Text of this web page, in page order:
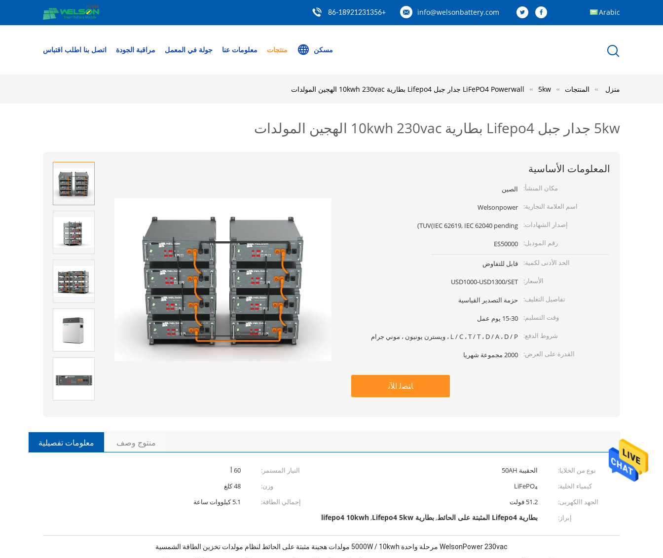
info@welsonbattery.com
+86-18921231356 Arabic
مسكن منتجات معلومات عنا جولة في المعمل مراقبة الجودة اتصل بنا اطلب اقتباس
منزل المنتجات LiFePO4 Powerwall 5kw جدار جبل Lifepo4 بطارية 10kwh 230vac الهجين المولدات
5kw جدار جبل Lifepo4 بطارية 10kwh 230vac الهجين المولدات
المعلومات الأساسية
مكان المنشأ:
الصين
اسم العلامة التجارية:
Welsonpower
إصدار الشهادات:
TUV(IEC 62619, IEC 62040 pending)
رقم الموديل:
ES50000
الحد الأدنى لكمية:
قابل للتفاوض
الأسعار:
USD1000-USD1300/SET
تفاصيل التغليف:
حزمة التصدير القياسية
وقت التسليم:
15-30 يوم عمل
شروط الدفع:
L / C ، T / T ، D / A ، D / P ، ويسترن يونيون ، موني جرام
القدرة على العرض:
2000 مجموعة شهريا
ﺎﺘﺼﻟ ﺍﻶﻧ
معلومات تفصيلية منتوج وصف
نوع من الخلايا: الحقيبة 50AH التيار المستمر:
60 أ
كيمياء الخلية:
LiFePO₄ وزن:
48 كلغ
الجهد االكهربى:
51.2 فولت إجمالي الطاقة:
5.1 كيلووات ساعة
إبراز:
بطارية Lifepo4 المثبتة على الحائط ,بطارية Lifepo4 5kw ,
lifepo4 10kwh
WelsonPower 230vac مرحلة واحدة 5000W / 10kwh مولدات هجينة مثبتة على الحائط لنظام مولدات تخزين الطاقة الشمسية